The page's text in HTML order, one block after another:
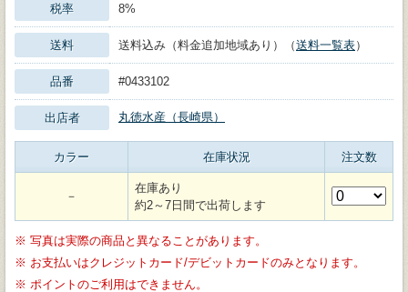
税率 8%
送料 送料込み（料金追加地域あり）（送料一覧表）
品番 #0433102
出店者 丸徳水産（長崎県）
カラー 在庫状況 注文数
－
在庫あり
約2～7日間で出荷します
※ 写真は実際の商品と異なることがあります。
※ お支払いはクレジットカード/デビットカードのみとなります。
※ ポイントのご利用はできません。